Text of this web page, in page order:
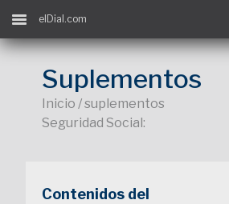
elDial.com
Suplementos
Inicio / suplementos
Seguridad Social:
Contenidos del